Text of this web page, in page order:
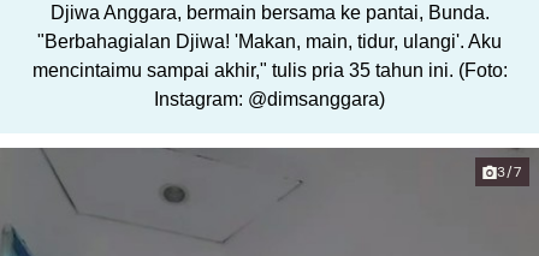
Djiwa Anggara, bermain bersama ke pantai, Bunda.
"Berbahagialan Djiwa! 'Makan, main, tidur, ulangi'. Aku
mencintaimu sampai akhir," tulis pria 35 tahun ini. (Foto:
Instagram: @dimsanggara)
3/7